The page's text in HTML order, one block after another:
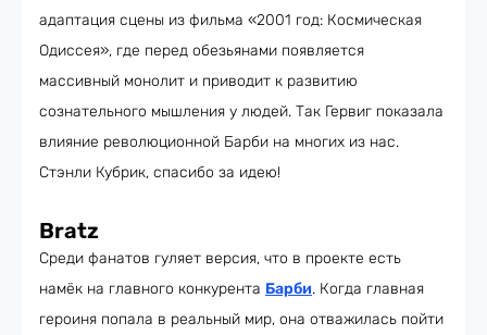
адаптация сцены из фильма «2001 год: Космическая
Одиссея», где перед обезьянами появляется
массивный монолит и приводит к развитию
сознательного мышления у людей. Так Гервиг показала
влияние революционной Барби на многих из нас.
Стэнли Кубрик, спасибо за идею!
Bratz
Среди фанатов гуляет версия, что в проекте есть
намёк на главного конкурента Барби. Когда главная
героиня попала в реальный мир, она отважилась пойти